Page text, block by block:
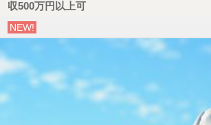
収500万円以上可
NEW!